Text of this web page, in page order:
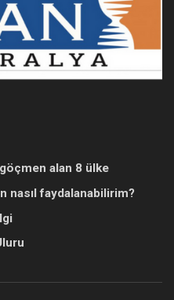
alan 8 ülke
nasıl faydalanabilirim?